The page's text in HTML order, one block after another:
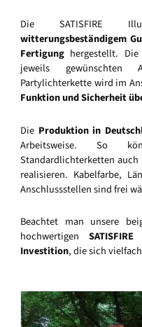
Die SATISFIRE
witterungsbeständigem
Fertigung hergestellt.
jeweils
Partylichterkette wird im
Funktion und Sicherheit
Die Produktion in
Arbeitsweise. So
Standardlichterketten auch
realisieren. Kabelfarbe,
Anschlussstellen sind frei
Beachtet man unsere
hochwertigen
Investition, die sich